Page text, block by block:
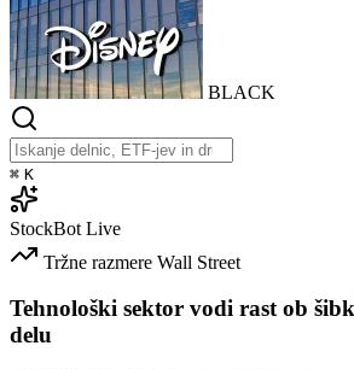
BLACK
⌘ K
StockBot Live
Tržne razmere Wall Street
Tehnološki sektor vodi rast ob
delu